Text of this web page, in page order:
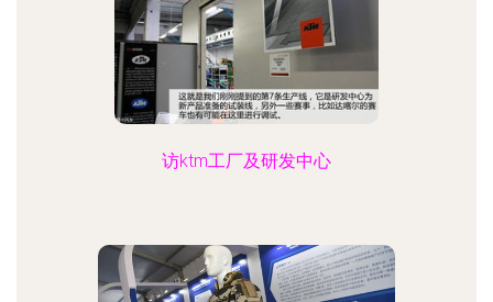
访ktm工厂及研发中心